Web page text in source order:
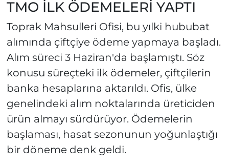
TMO İLK ÖDEMELERİ YAPTI
Toprak Mahsulleri Ofisi, bu yılki hububat
alımında çiftçiye ödeme yapmaya başladı.
Alım süreci 3 Haziran'da başlamıştı. Söz
konusu süreçteki ilk ödemeler, çiftçilerin
banka hesaplarına aktarıldı. Ofis, ülke
genelindeki alım noktalarında üreticiden
ürün almayı sürdürüyor. Ödemelerin
başlaması, hasat sezonunun yoğunlaştığı
bir döneme denk geldi.